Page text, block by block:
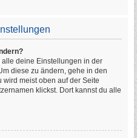
deine Einstellungen in der
diese zu ändern, gehe in den
wird meist oben auf der Seite
klickst. Dort kannst du alle